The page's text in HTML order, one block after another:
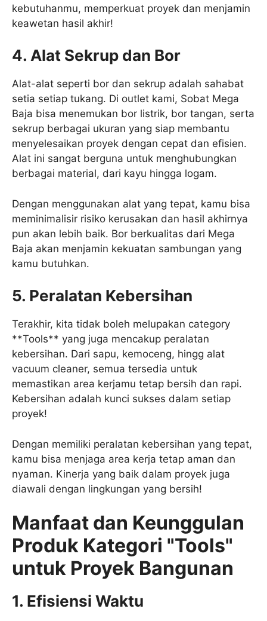
kebutuhanmu, memperkuat proyek dan menjamin
keawetan hasil akhir!
4. Alat Sekrup dan Bor
Alat-alat seperti bor dan sekrup adalah sahabat
setia setiap tukang. Di outlet kami, Sobat Mega
Baja bisa menemukan bor listrik, bor tangan, serta
sekrup berbagai ukuran yang siap membantu
menyelesaikan proyek dengan cepat dan efisien.
Alat ini sangat berguna untuk menghubungkan
berbagai material, dari kayu hingga logam.
Dengan menggunakan alat yang tepat, kamu bisa
meminimalisir risiko kerusakan dan hasil akhirnya
pun akan lebih baik. Bor berkualitas dari Mega
Baja akan menjamin kekuatan sambungan yang
kamu butuhkan.
5. Peralatan Kebersihan
Terakhir, kita tidak boleh melupakan category
**Tools** yang juga mencakup peralatan
kebersihan. Dari sapu, kemoceng, hingg alat
vacuum cleaner, semua tersedia untuk
memastikan area kerjamu tetap bersih dan rapi.
Kebersihan adalah kunci sukses dalam setiap
proyek!
Dengan memiliki peralatan kebersihan yang tepat,
kamu bisa menjaga area kerja tetap aman dan
nyaman. Kinerja yang baik dalam proyek juga
diawali dengan lingkungan yang bersih!
Manfaat dan Keunggulan
Produk Kategori "Tools"
untuk Proyek Bangunan
1. Efisiensi Waktu